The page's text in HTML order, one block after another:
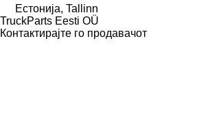
Естонија, Tallinn
TruckParts Eesti OÜ
Контактирајте го продавачот